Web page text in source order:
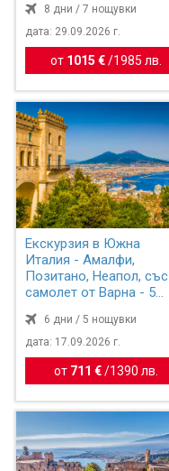
8 дни / 7 нощувки
дата: 29.09.2026 г.
от 1015 € / 1985 лв.
Екскурзия в Южна
Италия - Амалфи,
Позитано, Неапол, със
самолет от Варна - 5
6 дни / 5 нощувки
дата: 17.09.2026 г.
от 711 € / 1390 лв.